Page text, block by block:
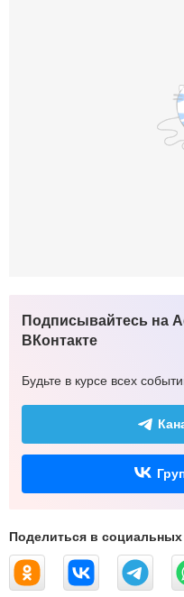
Подписывайтесь на
ВКонтакте
Будьте в курсе всех
Поделиться в социальных